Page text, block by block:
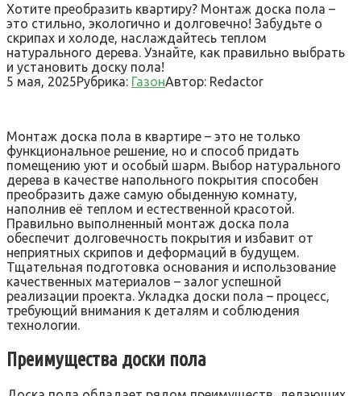
Хотите преобразить квартиру? Монтаж доска пола –
это стильно, экологично и долговечно! Забудьте о
скрипах и холоде, наслаждайтесь теплом
натурального дерева. Узнайте, как правильно выбрать
и установить доску пола!
5 мая, 2025Рубрика: ГазонАвтор: Redactor
Монтаж доска пола в квартире – это не только
функциональное решение‚ но и способ придать
помещению уют и особый шарм. Выбор натурального
дерева в качестве напольного покрытия способен
преобразить даже самую обыденную комнату‚
наполнив её теплом и естественной красотой.
Правильно выполненный монтаж доска пола
обеспечит долговечность покрытия и избавит от
неприятных скрипов и деформаций в будущем.
Тщательная подготовка основания и использование
качественных материалов – залог успешной
реализации проекта. Укладка доски пола – процесс‚
требующий внимания к деталям и соблюдения
технологии.
Преимущества доски пола